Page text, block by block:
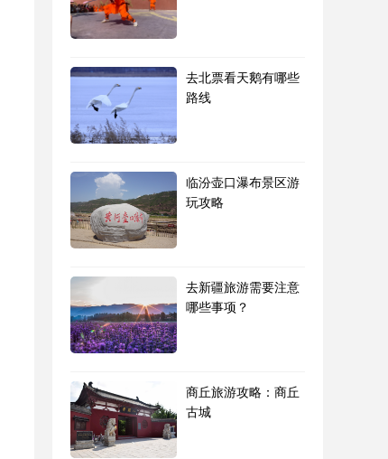
去北票看天鹅有哪些
路线
临汾壶口瀑布景区游
玩攻略
去新疆旅游需要注意
哪些事项？
商丘旅游攻略：商丘
古城